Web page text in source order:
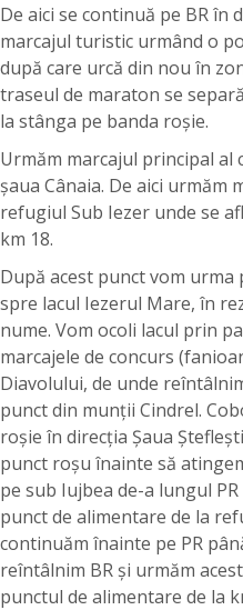
De aici se continuă pe BR în
marcajul turistic urmând o
după care urcă din nou în
traseul de maraton se
la stânga pe banda roșie.
Urmăm marcajul principal al
șaua Cânaia. De aici
refugiul Sub Iezer unde se
km 18.
După acest punct vom
spre lacul Iezerul Mare, în
nume. Vom ocoli lacul prin
marcajele de concurs
Diavolului, de unde
punct din munții Cindrel.
roșie în direcția Șaua
punct roșu înainte să
pe sub Iujbea de-a lungul
punct de alimentare de la
continuăm înainte pe PR
reîntâlnim BR și urmăm
punctul de alimentare de la